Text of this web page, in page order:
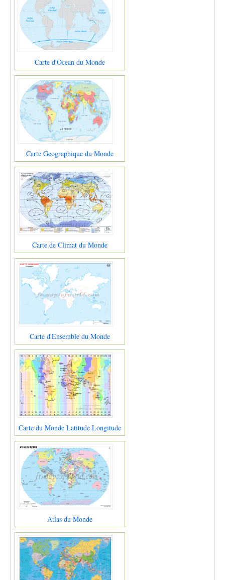
Carte d'Ocean du Monde
Carte Geographique du Monde
Carte de Climat du Monde
Carte d'Ensemble du Monde
Carte du Monde Latitude Longitude
Atlas du Monde